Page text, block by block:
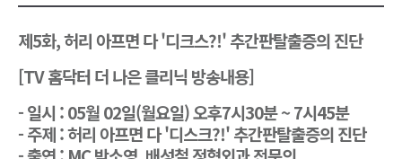
제5화, 허리 아프면 다 '디크스?!' 추간판탈출증의 진단
[TV 홈닥터 더 나은 클리닉 방송내용]
- 일시 : 05월 02일(월요일) 오후7시30분 ~ 7시45분
- 주제 : 허리 아프면 다 '디스크?!' 추간판탈출증의 진단